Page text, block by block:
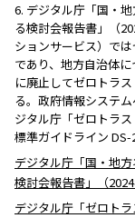
6. デジタル庁「国・
る検討会報告書」（
ションサービス）で
であり、地方自治体
に廃止してゼロトラ
る。政府情報システ
ジタル庁「ゼロトラ
標準ガイドライン DS-
デジタル庁「国・地
検討会報告書」（2024
デジタル庁「ゼロト